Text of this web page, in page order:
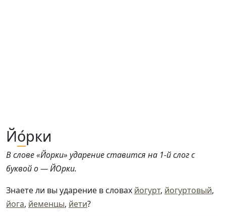
Йо́рки
В слове «Йорки» ударение ставится на 1-й слог с
буквой о — ЙОрки.
Знаете ли вы ударение в словах йогурт, йогуртовый,
йога, йеменцы, йети?